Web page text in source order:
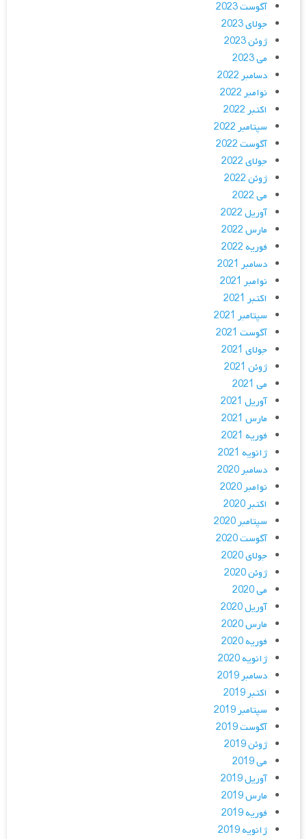
آگوست 2023
جولای 2023
ژوئن 2023
می 2023
دسامبر 2022
نوامبر 2022
اکتبر 2022
سپتامبر 2022
آگوست 2022
جولای 2022
ژوئن 2022
می 2022
آوریل 2022
مارس 2022
فوریه 2022
دسامبر 2021
نوامبر 2021
اکتبر 2021
سپتامبر 2021
آگوست 2021
جولای 2021
ژوئن 2021
می 2021
آوریل 2021
مارس 2021
فوریه 2021
ژانویه 2021
دسامبر 2020
نوامبر 2020
اکتبر 2020
سپتامبر 2020
آگوست 2020
جولای 2020
ژوئن 2020
می 2020
آوریل 2020
مارس 2020
فوریه 2020
ژانویه 2020
دسامبر 2019
اکتبر 2019
سپتامبر 2019
آگوست 2019
ژوئن 2019
می 2019
آوریل 2019
مارس 2019
فوریه 2019
ژانویه 2019